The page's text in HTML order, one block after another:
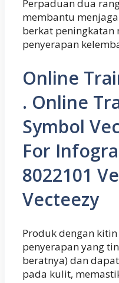
Perpaduan dua
membantu
berkat
penyerapan
Online
. Online
Symbol
For
8022101
Vecteezy
Produk dengan
penyerapan yang
beratnya) dan
pada kulit,